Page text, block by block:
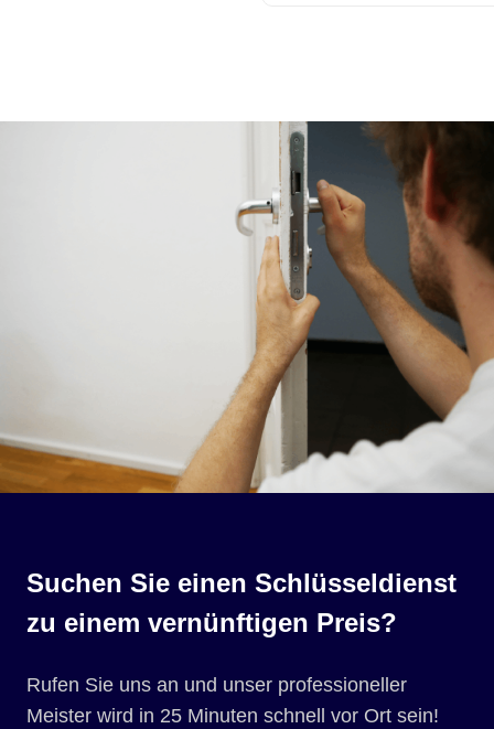
Suchen Sie einen Schlüsseldienst
zu einem vernünftigen Preis?
Rufen Sie uns an und unser professioneller
Meister wird in 25 Minuten schnell vor Ort sein!